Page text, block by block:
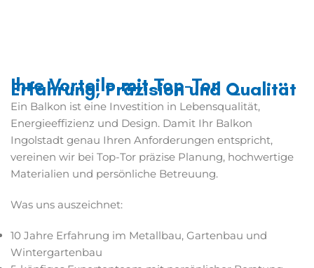
Ihre Vorteile mit Top-Tor
Erfahrung, Präzision und Qualität
Ein Balkon ist eine Investition in Lebensqualität,
Energieeffizienz und Design. Damit Ihr Balkon
Ingolstadt genau Ihren Anforderungen entspricht,
vereinen wir bei Top-Tor präzise Planung, hochwertige
Materialien und persönliche Betreuung.
Was uns auszeichnet:
10 Jahre Erfahrung im Metallbau, Gartenbau und
Wintergartenbau